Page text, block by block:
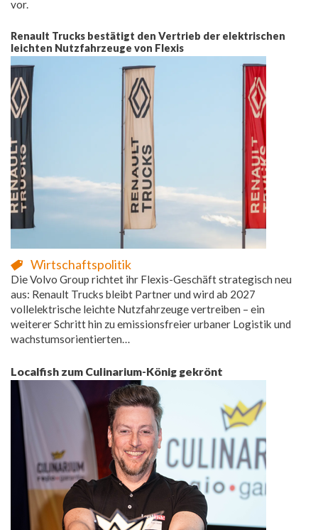
vor.
Renault Trucks bestätigt den Vertrieb der elektrischen
leichten Nutzfahrzeuge von Flexis
Wirtschaftspolitik
Die Volvo Group richtet ihr Flexis-Geschäft strategisch neu
aus: Renault Trucks bleibt Partner und wird ab 2027
vollelektrische leichte Nutzfahrzeuge vertreiben – ein
weiterer Schritt hin zu emissionsfreier urbaner Logistik und
wachstumsorientierten…
Localfish zum Culinarium-König gekrönt